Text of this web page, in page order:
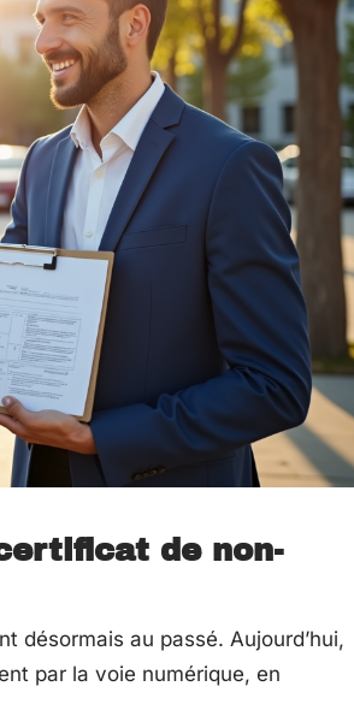
de non-
désormais au passé. Aujourd’hui,
par la voie numérique, en